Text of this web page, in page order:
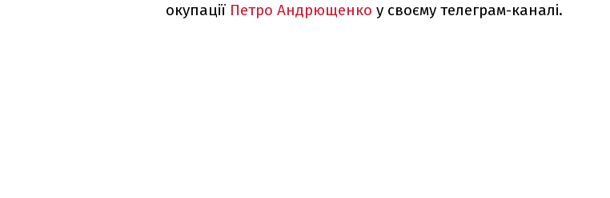
окупації Петро Андрющенко у своєму телеграм-каналі.